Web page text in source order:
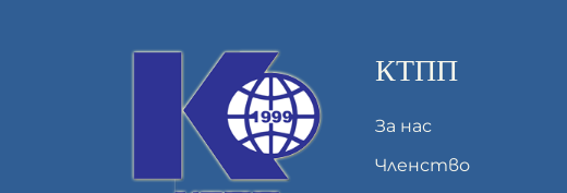
КТПП
За нас
Членство